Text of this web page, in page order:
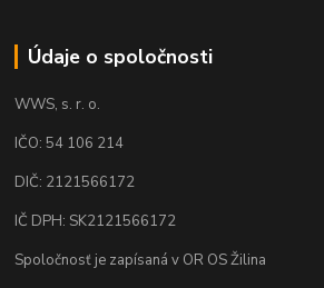
Údaje o spoločnosti
WWS, s. r. o.
IČO: 54 106 214
DIČ: 2121566172
IČ DPH: SK2121566172
Spoločnosť je zapísaná v OR OS Žilina